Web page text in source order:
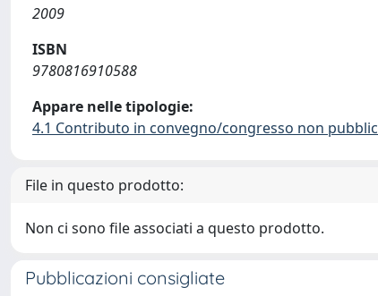
2009
ISBN
9780816910588
Appare nelle tipologie:
4.1 Contributo in convegno/congresso non
File in questo prodotto:
Non ci sono file associati a questo prodotto.
Pubblicazioni consigliate